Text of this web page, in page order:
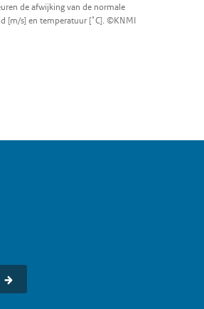
de afwijking van de normale
[m/s] en temperatuur [˚C]. ©KNMI